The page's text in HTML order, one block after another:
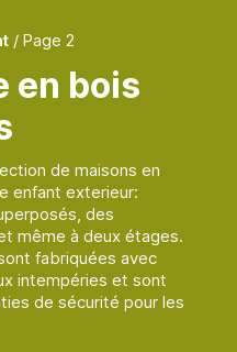
/ Page 2
en bois
de maisons en
enfant exterieur:
des
même à deux étages.
fabriquées avec
intempéries et sont
de sécurité pour les